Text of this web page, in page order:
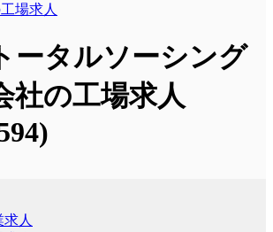
場求人
ータルソーシング
社の工場求人
人